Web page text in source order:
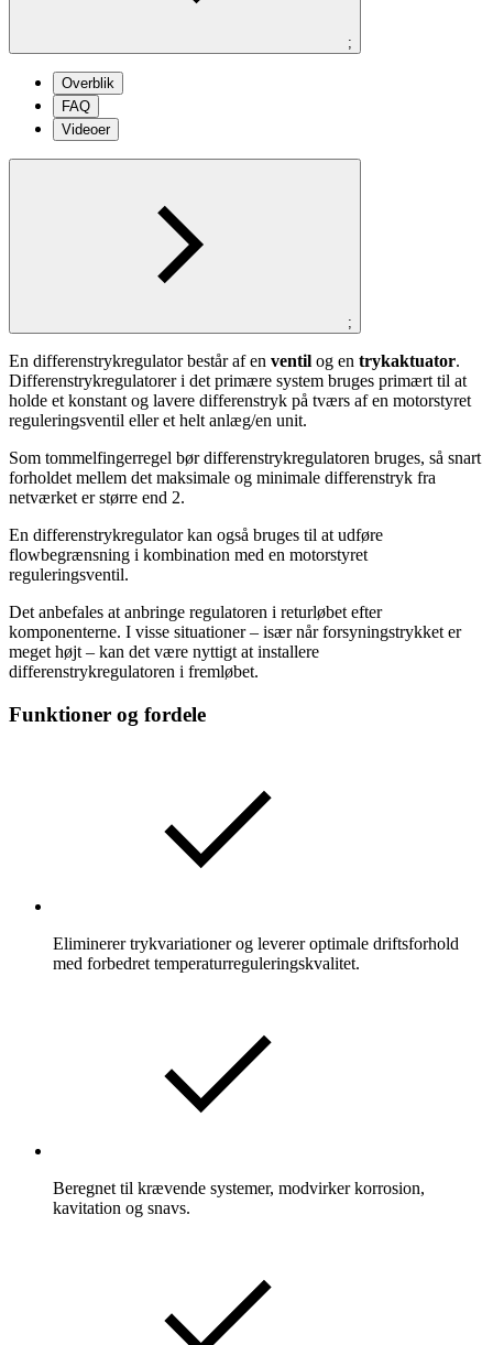
;
Overblik
FAQ
Videoer
;
En differenstrykregulator består af en ventil og en trykaktuator.
Differenstrykregulatorer i det primære system bruges primært til at
holde et konstant og lavere differenstryk på tværs af en motorstyret
reguleringsventil eller et helt anlæg/en unit.
Som tommelfingerregel bør differenstrykregulatoren bruges, så snart
forholdet mellem det maksimale og minimale differenstryk fra
netværket er større end 2.
En differenstrykregulator kan også bruges til at udføre
flowbegrænsning i kombination med en motorstyret
reguleringsventil.
Det anbefales at anbringe regulatoren i returløbet efter
komponenterne. I visse situationer – især når forsyningstrykket er
meget højt – kan det være nyttigt at installere
differenstrykregulatoren i fremløbet.
Funktioner og fordele
Eliminerer trykvariationer og leverer optimale driftsforhold
med forbedret temperaturreguleringskvalitet.
Beregnet til krævende systemer, modvirker korrosion,
kavitation og snavs.